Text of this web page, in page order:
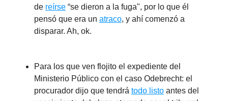
de reírse “se dieron a la fuga", por lo que él
pensó que era un atraco, y ahí comenzó a
disparar. Ah, ok.
Para los que ven flojito el expediente del
Ministerio Público con el caso Odebrecht: el
procurador dijo que tendrá todo listo antes del